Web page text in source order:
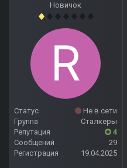
Новичок
Статус
Не в сети
Группа
Сталкеры
Репутация
4
Сообщений
29
Регистрация
19.04.2025